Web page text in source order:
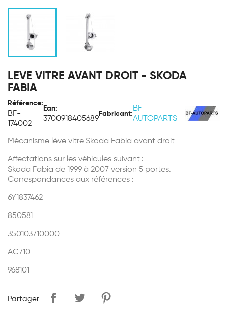
LEVE VITRE AVANT DROIT - SKODA
FABIA
Référence:
BF-
174002
Ean:
3700918405689
Fabricant:
BF-
AUTOPARTS
Mécanisme lève vitre Skoda Fabia avant droit
Affectations sur les véhicules suivant :
Skoda Fabia de 1999 à 2007 version 5 portes.
Correspondances aux références :
6Y1837462
850581
350103710000
AC710
968101
Partager